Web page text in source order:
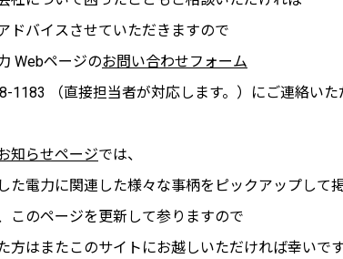
ドバイスさせていただきますので
Webページのお問い合わせフォーム
1183 （直接担当者が対応します。）にご連絡いた
知らせページでは、
た電力に関連した様々な事柄をピックアップして
このページを更新して参りますので
方はまたこのサイトにお越しいただければ幸いです